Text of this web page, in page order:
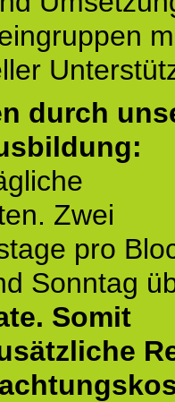
durch
Zwei
pro
Sonntag
Somit